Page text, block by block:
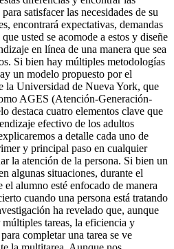
satisfacer las necesidades de su
encontrará expectativas, demandas
usted se acomode a estos y diseñe
en línea de una manera que sea
Si bien hay múltiples metodologías
un modelo propuesto por el
la Universidad de Nueva York, que
AGES (Atención-Generación-
destaca cuatro elementos clave que
efectivo de los adultos
a detalle cada uno de
y principal paso en cualquier
la atención de la persona. Si bien un
algunas situaciones, durante el
alumno esté enfocado de manera
cuando una persona está tratando
ha revelado que, aunque
tareas, la eficiencia y
completar una tarea se ve